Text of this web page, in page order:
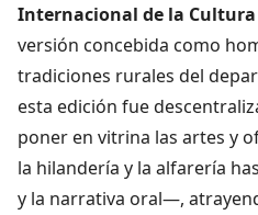
Internacional de la Cultura
versión concebida como
tradiciones rurales del
esta edición fue
poner en vitrina las artes y
la hilandería y la alfarería
y la narrativa oral—,